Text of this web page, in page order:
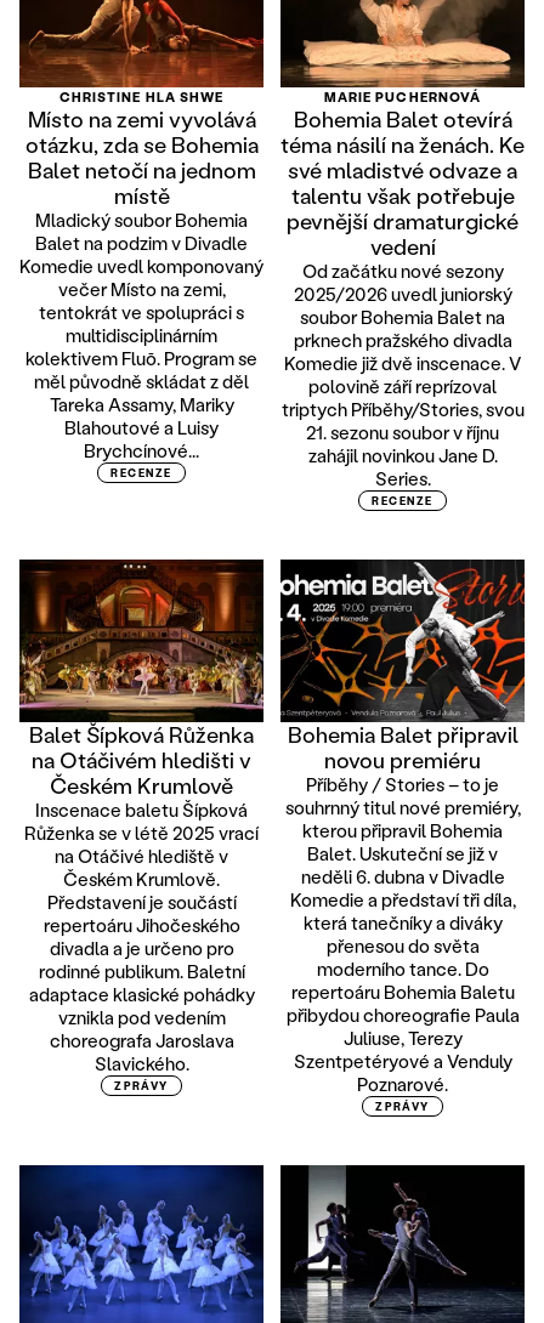
CHRISTINE HLA SHWE
Místo na zemi vyvolává
otázku, zda se Bohemia
Balet netočí na jednom
místě
Mladický soubor Bohemia
Balet na podzim v Divadle
Komedie uvedl komponovaný
večer Místo na zemi,
tentokrát ve spolupráci s
multidisciplinárním
kolektivem Fluō. Program se
měl původně skládat z děl
Tareka Assamy, Mariky
Blahoutové a Luisy
Brychcínové...
RECENZE
MARIE PUCHERNOVÁ
Bohemia Balet otevírá
téma násilí na ženách. Ke
své mladistvé odvaze a
talentu však potřebuje
pevnější dramaturgické
vedení
Od začátku nové sezony
2025/2026 uvedl juniorský
soubor Bohemia Balet na
prknech pražského divadla
Komedie již dvě inscenace. V
polovině září reprízoval
triptych Příběhy/Stories, svou
21. sezonu soubor v říjnu
zahájil novinkou Jane D.
Series.
RECENZE
Balet Šípková Růženka
na Otáčivém hledišti v
Českém Krumlově
Inscenace baletu Šípková
Růženka se v létě 2025 vrací
na Otáčivé hlediště v
Českém Krumlově.
Představení je součástí
repertoáru Jihočeského
divadla a je určeno pro
rodinné publikum. Baletní
adaptace klasické pohádky
vznikla pod vedením
choreografa Jaroslava
Slavického.
ZPRÁVY
Bohemia Balet připravil
novou premiéru
Příběhy / Stories – to je
souhrnný titul nové premiéry,
kterou připravil Bohemia
Balet. Uskuteční se již v
neděli 6. dubna v Divadle
Komedie a představí tři díla,
která tanečníky a diváky
přenesou do světa
moderního tance. Do
repertoáru Bohemia Baletu
přibydou choreografie Paula
Juliuse, Terezy
Szentpetéryové a Venduly
Poznarové.
ZPRÁVY